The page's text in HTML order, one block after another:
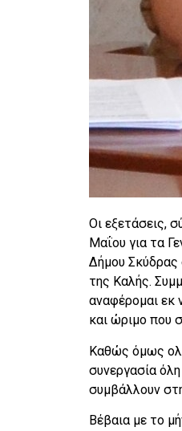
Οι εξετάσεις,
Μαΐου για τα
Δήμου Σκύδρας
της Καλής.
αναφέρομαι εκ
και ώριμο που
Καθώς όμως
συνεργασία
συμβάλλουν
Βέβαια με το